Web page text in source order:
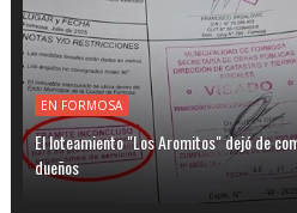
EN FORMOSA
El loteamiento "Los Aromitos" dejó de
dueños